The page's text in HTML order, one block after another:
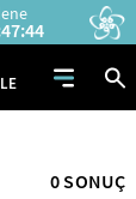
0 SONUÇ